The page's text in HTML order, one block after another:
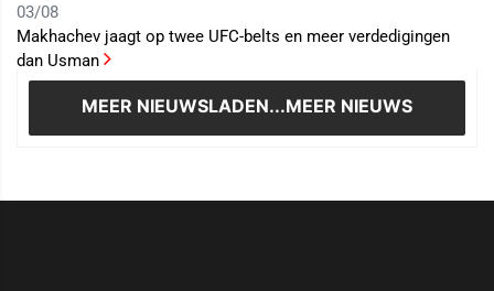
03/08
Makhachev jaagt op twee UFC-belts en meer verdedigingen
dan Usman
MEER NIEUWSLADEN...MEER NIEUWS